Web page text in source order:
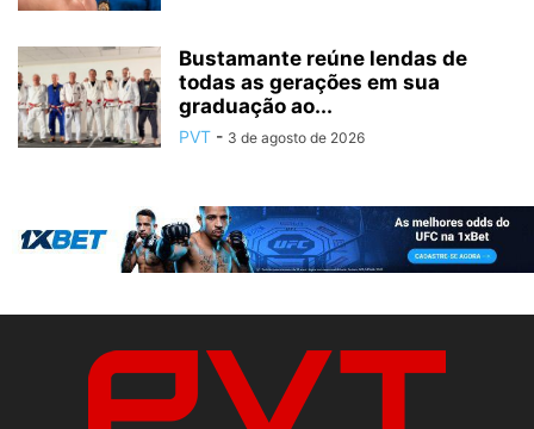
Bustamante reúne lendas de
todas as gerações em sua
graduação ao...
PVT - 3 de agosto de 2026